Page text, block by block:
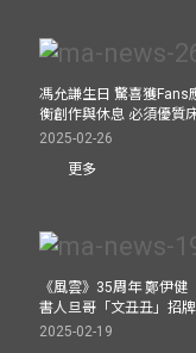
馮允謙生日 驚喜獲Fans
衡創作與休息 必須優質
2025-02-26
更多
《風雲》35周年 鄭伊
書人旦哥「文丑丑」招
2025-02-19